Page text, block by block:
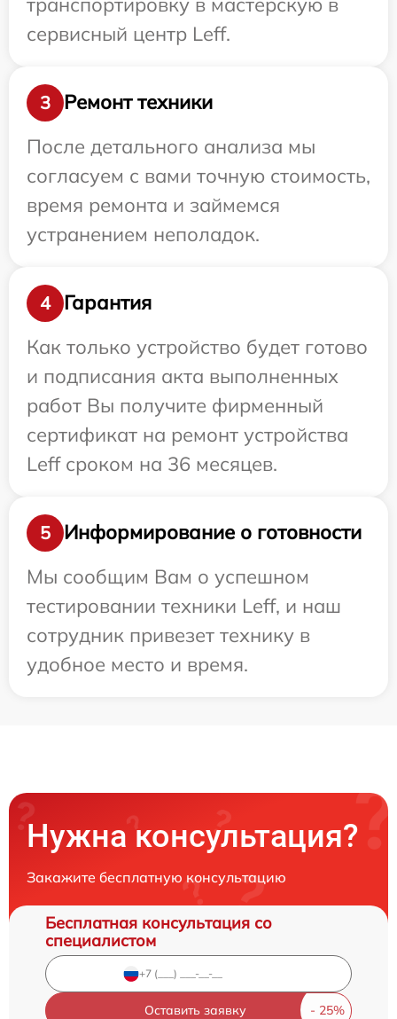
сервисный центр Leff.
3
Ремонт техники
После детального анализа мы
согласуем с вами точную стоимость,
время ремонта и займемся
устранением неполадок.
4
Гарантия
Как только устройство будет готово
и подписания акта выполненных
работ Вы получите фирменный
сертификат на ремонт устройства
Leff сроком на 36 месяцев.
5
Информирование о готовности
Мы сообщим Вам о успешном
тестировании техники Leff, и наш
сотрудник привезет технику в
удобное место и время.
Нужна консультация?
Закажите бесплатную консультацию
Бесплатная консультация со
специалистом
Оставить заявку